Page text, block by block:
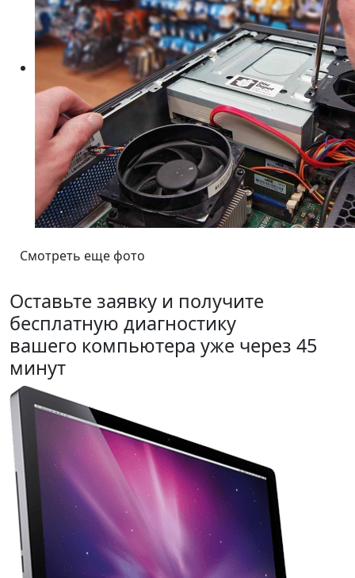
Смотреть еще фото
Оставьте заявку и получите
бесплатную диагностику
вашего компьютера уже через 45
минут